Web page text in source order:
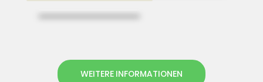
WEITERE INFORMATIONEN